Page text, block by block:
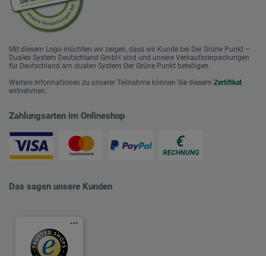
Mit diesem Logo möchten wir zeigen, dass wir Kunde bei Der Grüne Punkt –
Duales System Deutschland GmbH sind und unsere Verkaufsverpackungen
für Deutschland am dualen System Der Grüne Punkt beteiligen.
Weitere Informationen zu unserer Teilnahme können Sie diesem Zertifikat
entnehmen.
Zahlungsarten im Onlineshop
Das sagen unsere Kunden